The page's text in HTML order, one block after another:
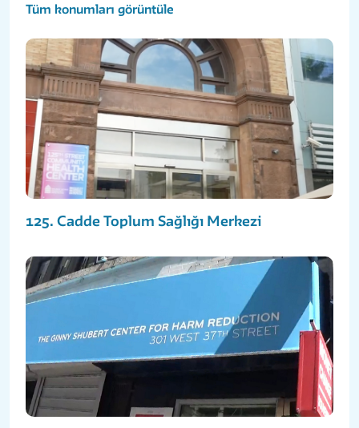
Tüm konumları görüntüle
125. Cadde Toplum Sağlığı Merkezi